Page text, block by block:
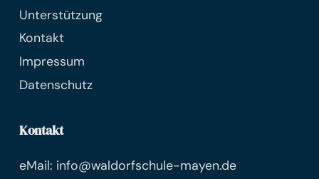
Unterstützung
Kontakt
Impressum
Datenschutz
Kontakt
eMail: info@waldorfschule-mayen.de